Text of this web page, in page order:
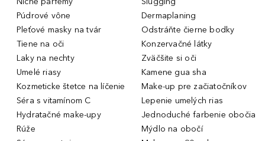
Púdrové vône
Pleťové masky na tvár
Tiene na oči
Laky na nechty
Umelé riasy
Kozmeticke štetce na líčenie
Séra s vitamínom C
Hydratačné make-upy
Rúže
Dermaplaning
Odstráňte čierne bodky
Konzervačné látky
Zväčšite si oči
Kamene gua sha
Make-up pre začiatočníkov
Lepenie umelých rias
Jednoduché farbenie obočia
Mýdlo na obočí